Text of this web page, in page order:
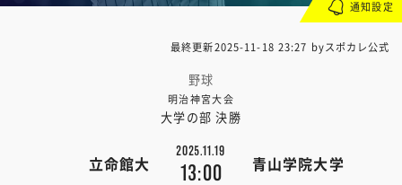
最終更新2025-11-18 23:27 byスポカレ公式
野球
明治神宮大会
大学の部 決勝
立命館大
2025.11.19
13:00 青山学院大学
通知設定